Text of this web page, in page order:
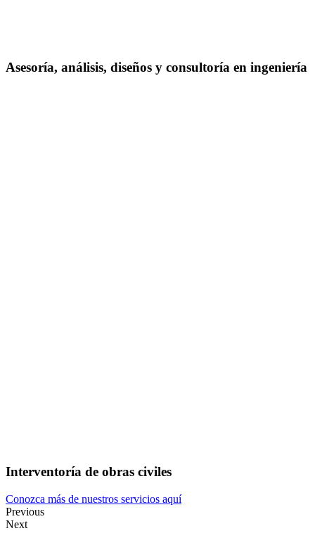
Asesoría, análisis, diseños y consultoría en ingeniería
Interventoría de obras civiles
Conozca más de nuestros servicios aquí
Previous
Next